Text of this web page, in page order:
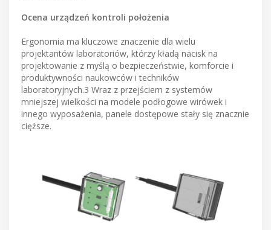
Ocena urządzeń kontroli położenia
Ergonomia ma kluczowe znaczenie dla wielu
projektantów laboratoriów, którzy kładą nacisk na
projektowanie z myślą o bezpieczeństwie, komforcie i
produktywności naukowców i techników
laboratoryjnych.3 Wraz z przejściem z systemów
mniejszej wielkości na modele podłogowe wirówek i
innego wyposażenia, panele dostępowe stały się znacznie
cięższe.